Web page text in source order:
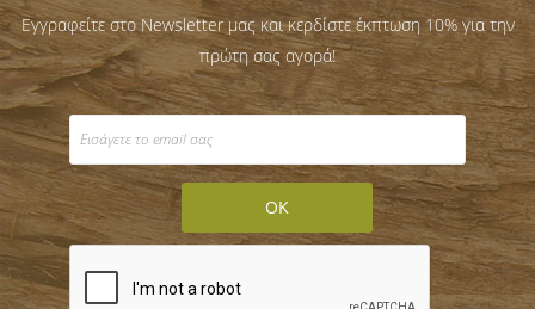
Εγγραφείτε στο Newsletter μας και κερδίστε έκπτωση 10% για την
πρώτη σας αγορά!